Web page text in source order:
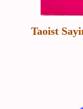
Taoist